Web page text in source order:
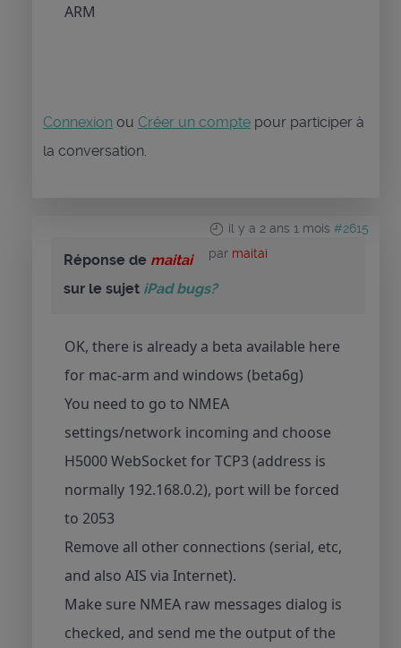
ARM
Connexion ou Créer un compte pour participer à
la conversation.
il y a 2 ans 1 mois #2615
par maitai
Réponse de maitai
sur le sujet iPad bugs?
OK, there is already a beta available here
for mac-arm and windows (beta6g)
You need to go to NMEA
settings/network incoming and choose
H5000 WebSocket for TCP3 (address is
normally 192.168.0.2), port will be forced
to 2053
Remove all other connections (serial, etc,
and also AIS via Internet).
Make sure NMEA raw messages dialog is
checked, and send me the output of the